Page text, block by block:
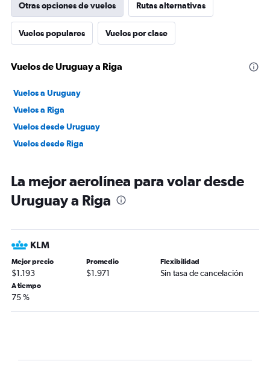
Otras opciones de vuelos Rutas alternativas
Vuelos populares Vuelos por clase
Vuelos de Uruguay a Riga
Vuelos a Uruguay
Vuelos a Riga
Vuelos desde Uruguay
Vuelos desde Riga
La mejor aerolínea para volar desde
Uruguay a Riga
KLM
Mejor precio
$1.193
Promedio
$1.971
Flexibilidad
Sin tasa de cancelación
A tiempo
75 %